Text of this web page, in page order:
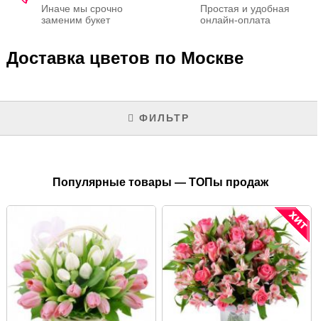
Иначе мы срочно
заменим букет
Простая и удобная
онлайн-оплата
Доставка цветов по Москве
ФИЛЬТР
Популярные товары — ТОПы продаж